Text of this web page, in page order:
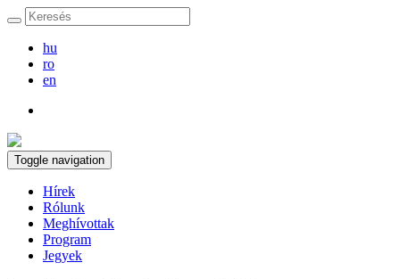
hu
ro
en
Toggle navigation
Hírek
Rólunk
Meghívottak
Program
Jegyek